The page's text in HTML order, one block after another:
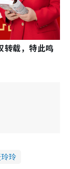
转载，特此鸣
玲